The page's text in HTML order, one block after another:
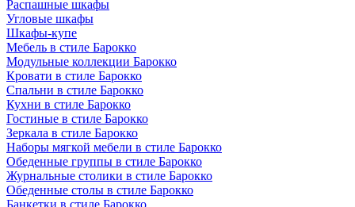
Распашные шкафы
Угловые шкафы
Шкафы-купе
Мебель в стиле Барокко
Модульные коллекции Барокко
Кровати в стиле Барокко
Спальни в стиле Барокко
Кухни в стиле Барокко
Гостиные в стиле Барокко
Зеркала в стиле Барокко
Наборы мягкой мебели в стиле Барокко
Обеденные группы в стиле Барокко
Журнальные столики в стиле Барокко
Обеденные столы в стиле Барокко
Банкетки в стиле Барокко